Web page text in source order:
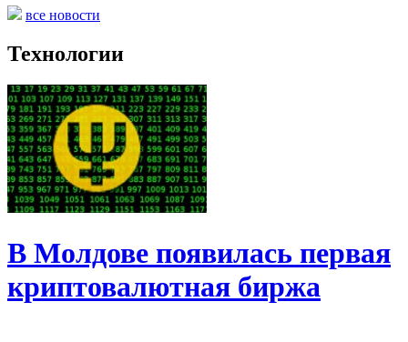
все новости
Технологии
В Молдове появилась первая
криптовалютная биржа